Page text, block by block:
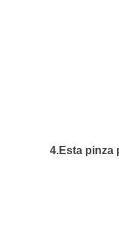
4.Esta pinza